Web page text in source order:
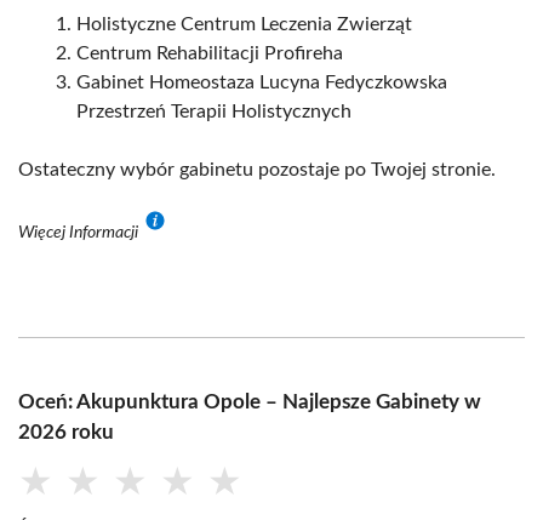
Holistyczne Centrum Leczenia Zwierząt
Centrum Rehabilitacji Profireha
Gabinet Homeostaza Lucyna Fedyczkowska
Przestrzeń Terapii Holistycznych
Ostateczny wybór gabinetu pozostaje po Twojej stronie.
Więcej Informacji
Oceń: Akupunktura Opole – Najlepsze Gabinety w
2026 roku
★ ★ ★ ★ ★